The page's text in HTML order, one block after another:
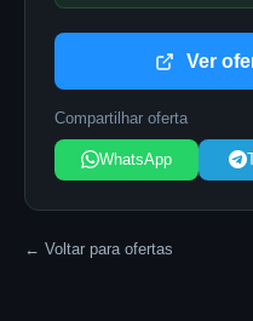
Ver
Compartilhar oferta
WhatsApp
← Voltar para ofertas